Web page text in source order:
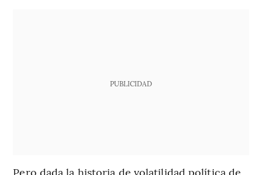
PUBLICIDAD
Pero dada la historia de volatilidad política de